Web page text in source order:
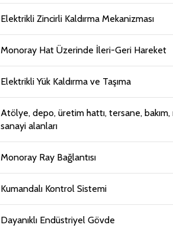
Elektrikli Zincirli Kaldırma Mekanizması
Monoray Hat Üzerinde İleri-Geri Hareket
Elektrikli Yük Kaldırma ve Taşıma
Atölye, depo, üretim hattı, tersane, bakım,
sanayi alanları
Monoray Ray Bağlantısı
Kumandalı Kontrol Sistemi
Dayanıklı Endüstriyel Gövde